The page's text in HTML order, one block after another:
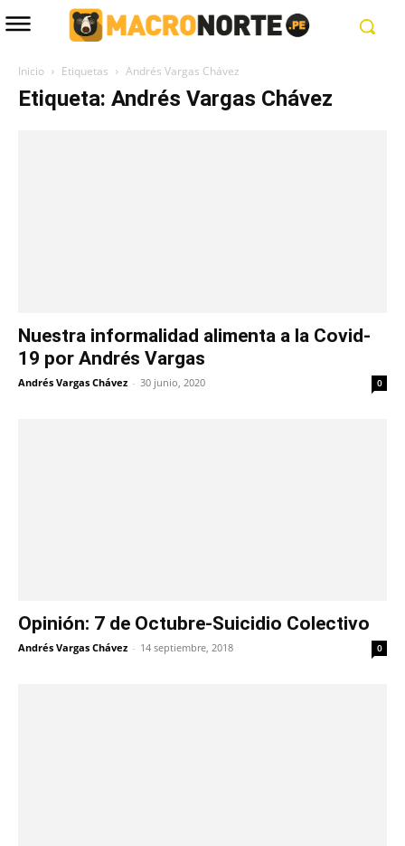
Inicio Etiquetas Andrés Vargas Chávez
Etiqueta: Andrés Vargas Chávez
Nuestra informalidad alimenta a la Covid-
19 por Andrés Vargas
Andrés Vargas Chávez - 30 junio, 2020 0
Opinión: 7 de Octubre-Suicidio Colectivo
Andrés Vargas Chávez - 14 septiembre, 2018 0